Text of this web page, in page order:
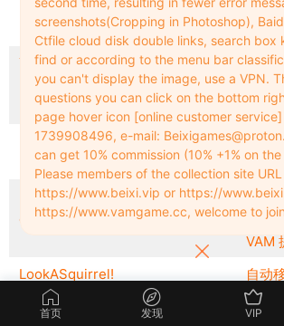
Phone Controller For VaM
将您
DoF
YAAP [abandoned]
又一
片段
画。
BVH Catalyst (BVH manager)
加载
件。
Kinect360ToVAM – Another
cheap full body tracking option
使用
VAM
LookASquirrel!
自动
首页 发现 VIP
screenshots(Cropping in Photoshop),
Ctfile cloud disk double links, search box
find or according to the menu bar
you can't display the image, use a VPN.
questions you can click on the bottom
page hover icon [online customer
1739908496, e-mail:
can get 10% commission (10% +1% on
Please members of the collection site URL
https://www.beixi.vip or https://
https://www.vamgame.cc, welcome to